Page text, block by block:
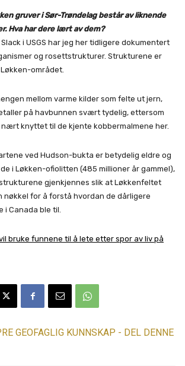
gruver i Sør-Trøndelag består av liknende
Hva har dere lært av dem?
i USGS har jeg her tidligere dokumentert
og rosettstrukturer. Strukturene er
området.
mellom varme kilder som felte ut jern,
på havbunnen svært tydelig, ettersom
knyttet til de kjente kobbermalmene her.
ved Hudson-bukta er betydelig eldre og
i Løkken-ofiolitten (485 millioner år gammel),
gjenkjennes slik at Løkkenfeltet
nøkkel for å forstå hvordan de dårligere
i Canada ble til.
bruke funnene til å lete etter spor av liv på
GEOFAGLIG KUNNSKAP - DEL DENNE